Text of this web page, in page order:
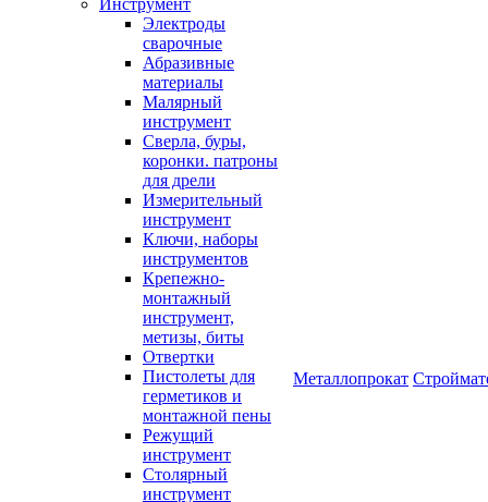
Инструмент
Электроды
сварочные
Абразивные
материалы
Малярный
инструмент
Сверла, буры,
коронки. патроны
для дрели
Измерительный
инструмент
Ключи, наборы
инструментов
Крепежно-
монтажный
инструмент,
метизы, биты
Отвертки
Пистолеты для
герметиков и
монтажной пены
Режущий
инструмент
Столярный
инструмент
Металлопрокат